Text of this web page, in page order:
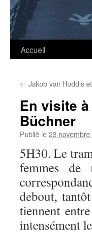
Accueil
← Jakob van Hoddis
En visite
Büchner
Publié le23 novembre
5H30. Le
femmes
debout,
tiennent
intensément